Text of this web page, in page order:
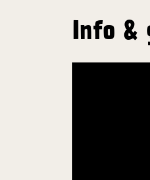
(art.nr
och
glasfibermatta
Info &